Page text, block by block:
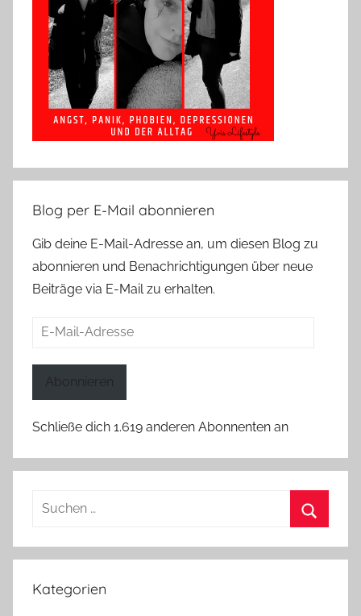
Blog per E-Mail abonnieren
Gib deine E-Mail-Adresse an, um diesen Blog zu
abonnieren und Benachrichtigungen über neue
Beiträge via E-Mail zu erhalten.
E-
Abonnieren
Schließe dich 1.619 anderen Abonnenten an
Suchen
Kategorien